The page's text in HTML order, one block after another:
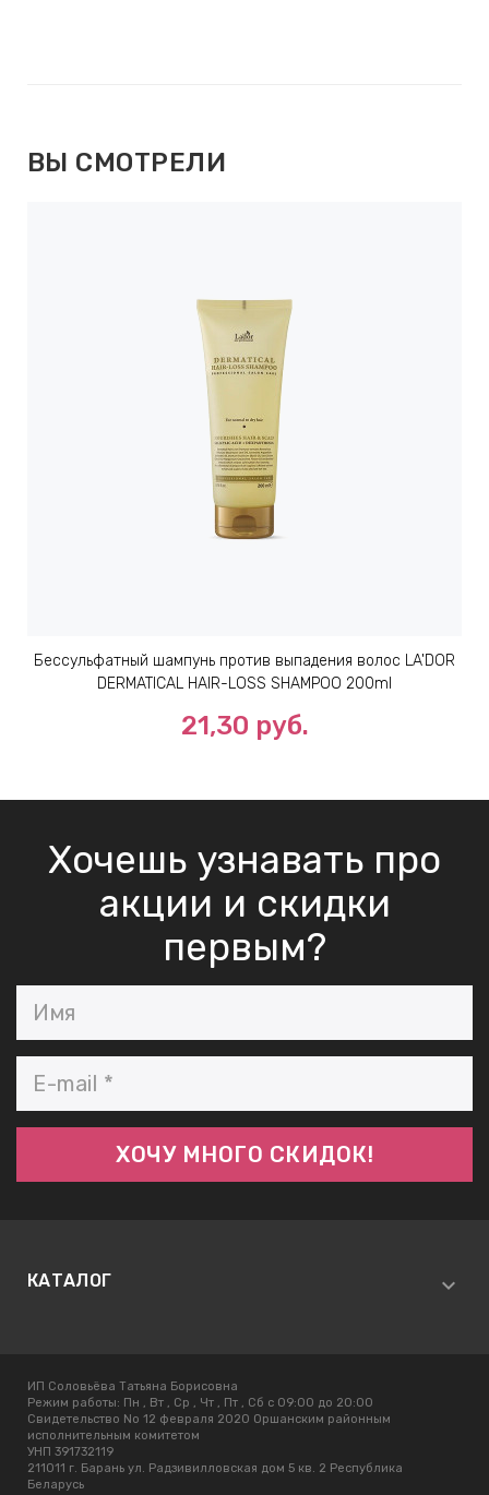
ВЫ СМОТРЕЛИ
Бессульфатный шампунь против выпадения волос LA'DOR
DERMATICAL HAIR-LOSS SHAMPOO 200ml
21,30 руб.
Хочешь узнавать про
акции и скидки
первым?
КАТАЛОГ
ИП Соловьёва Татьяна Борисовна
Режим работы: Пн , Вт , Ср , Чт , Пт , Сб c 09:00 до 20:00
Свидетельство No 12 февраля 2020 Оршанским районным
исполнительным комитетом
УНП 391732119
211011 г. Барань ул. Радзивилловская дом 5 кв. 2 Республика
Беларусь